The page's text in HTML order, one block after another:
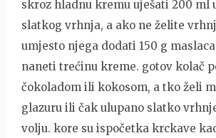
skroz hladnu kremu uješati 200 ml
slatkog vrhnja, a ako ne želite
umjesto njega dodati 150 g
naneti trećinu kreme. gotov kolač
čokoladom ili kokosom, a tko želi
glazuru ili čak ulupano slatko
volju. kore su ispočetka krckave